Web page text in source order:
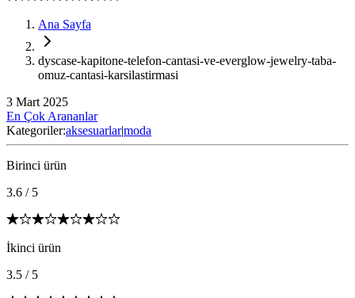
Ana Sayfa
dyscase-kapitone-telefon-cantasi-ve-everglow-jewelry-taba-
omuz-cantasi-karsilastirmasi
3 Mart 2025
En Çok Arananlar
Kategoriler:aksesuarlar|moda
Birinci ürün
3.6 / 5
İkinci ürün
3.5 / 5